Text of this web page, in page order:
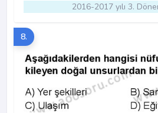
2016-2017 yılı 3.
8.